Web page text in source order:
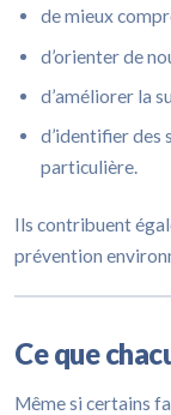
de mieux
d’orienter de
d’améliorer la
d’identifier des
particulière.
Ils contribuent
prévention
Ce que
Même si certains